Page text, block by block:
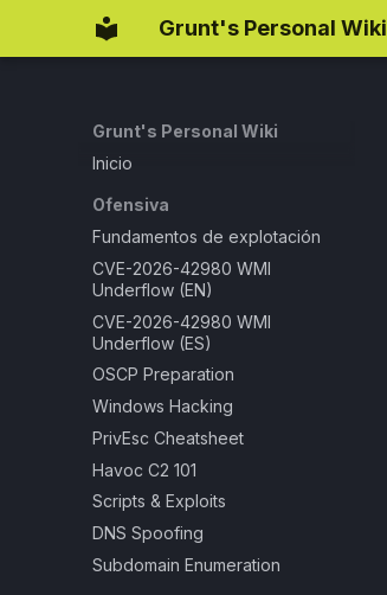
Grunt's Personal Wiki
Grunt's Personal Wiki
Inicio
Ofensiva
Fundamentos de explotación
CVE-2026-42980 WMI
Underflow (EN)
CVE-2026-42980 WMI
Underflow (ES)
OSCP Preparation
Windows Hacking
PrivEsc Cheatsheet
Havoc C2 101
Scripts & Exploits
DNS Spoofing
Subdomain Enumeration